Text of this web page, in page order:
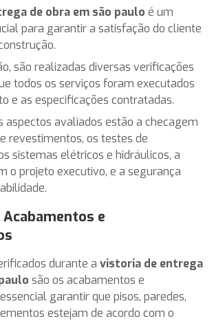
de obra em são paulo é um
para garantir a satisfação do cliente
são realizadas diversas verificações
todos os serviços foram executados
e as especificações contratadas.
aspectos avaliados estão a checagem
revestimentos, os testes de
sistemas elétricos e hidráulicos, a
o projeto executivo, e a segurança
Acabamentos e
durante avistoria de entrega
são os acabamentos e
garantir que pisos, paredes,
estejam de acordo com o